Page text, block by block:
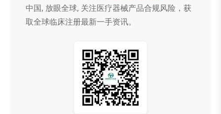
中国, 放眼全球, 关注医疗器械产品合规风险，获
取全球临床注册最新一手资讯。